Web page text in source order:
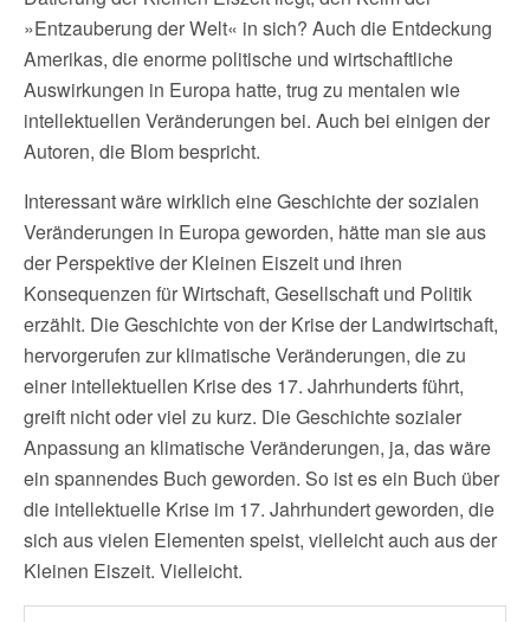
»Entzauberung der Welt« in sich? Auch die Entdeckung
Amerikas, die enorme politische und wirtschaftliche
Auswirkungen in Europa hatte, trug zu mentalen wie
intellektuellen Veränderungen bei. Auch bei einigen der
Autoren, die Blom bespricht.
Interessant wäre wirklich eine Geschichte der sozialen
Veränderungen in Europa geworden, hätte man sie aus
der Perspektive der Kleinen Eiszeit und ihren
Konsequenzen für Wirtschaft, Gesellschaft und Politik
erzählt. Die Geschichte von der Krise der Landwirtschaft,
hervorgerufen zur klimatische Veränderungen, die zu
einer intellektuellen Krise des 17. Jahrhunderts führt,
greift nicht oder viel zu kurz. Die Geschichte sozialer
Anpassung an klimatische Veränderungen, ja, das wäre
ein spannendes Buch geworden. So ist es ein Buch über
die intellektuelle Krise im 17. Jahrhundert geworden, die
sich aus vielen Elementen speist, vielleicht auch aus der
Kleinen Eiszeit. Vielleicht.